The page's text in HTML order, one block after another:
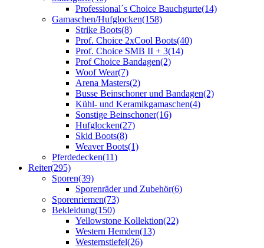
Professional´s Choice Bauchgurte(14)
Gamaschen/Hufglocken(158)
Strike Boots(8)
Prof. Choice 2xCool Boots(40)
Prof. Choice SMB II + 3(14)
Prof Choice Bandagen(2)
Woof Wear(7)
Arena Masters(2)
Busse Beinschoner und Bandagen(2)
Kühl- und Keramikgamaschen(4)
Sonstige Beinschoner(16)
Hufglocken(27)
Skid Boots(8)
Weaver Boots(1)
Pferdedecken(11)
Reiter(295)
Sporen(39)
Sporenräder und Zubehör(6)
Sporenriemen(73)
Bekleidung(150)
Yellowstone Kollektion(22)
Western Hemden(13)
Westernstiefel(26)